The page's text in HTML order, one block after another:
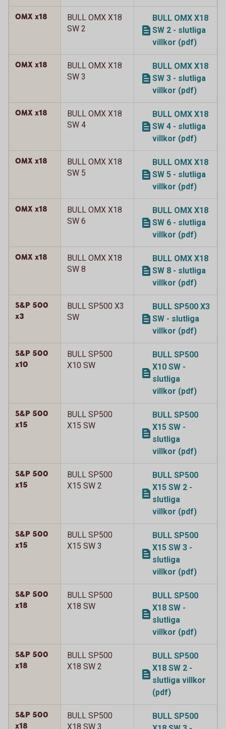
OMX x18
BULL OMX X18
SW 2
BULL OMX X18
SW 2 - slutliga
villkor (pdf)
OMX x18
BULL OMX X18
SW 3
BULL OMX X18
SW 3 - slutliga
villkor (pdf)
OMX x18
BULL OMX X18
SW 4
BULL OMX X18
SW 4 - slutliga
villkor (pdf)
OMX x18
BULL OMX X18
SW 5
BULL OMX X18
SW 5 - slutliga
villkor (pdf)
OMX x18
BULL OMX X18
SW 6
BULL OMX X18
SW 6 - slutliga
villkor (pdf)
OMX x18
BULL OMX X18
SW 8
BULL OMX X18
SW 8 - slutliga
villkor (pdf)
S&P 500
x3
BULL SP500 X3
SW
BULL SP500 X3
SW - slutliga
villkor (pdf)
S&P 500
x10
BULL SP500
X10 SW
BULL SP500
X10 SW -
slutliga
villkor (pdf)
S&P 500
x15
BULL SP500
X15 SW
BULL SP500
X15 SW -
slutliga
villkor (pdf)
S&P 500
x15
BULL SP500
X15 SW 2
BULL SP500
X15 SW 2 -
slutliga
villkor (pdf)
S&P 500
x15
BULL SP500
X15 SW 3
BULL SP500
X15 SW 3 -
slutliga
villkor (pdf)
S&P 500
x18
BULL SP500
X18 SW
BULL SP500
X18 SW -
slutliga
villkor (pdf)
S&P 500
x18
BULL SP500
X18 SW 2
BULL SP500
X18 SW 2 -
slutliga villkor
(pdf)
S&P 500
x18
BULL SP500
X18 SW 3
BULL SP500